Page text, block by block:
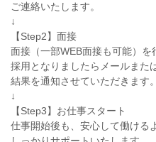
ご連絡いたします。
↓
【Step2】面接
面接（一部WEB面接も可能）を
採用となりましたらメールまた
結果を通知させていただきます。
↓
【Step3】お仕事スタート
仕事開始後も、安心して働ける